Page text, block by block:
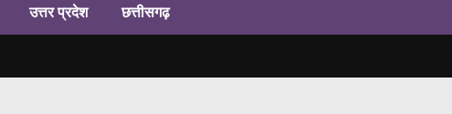
उत्तर प्रदेश छत्तीसगढ़